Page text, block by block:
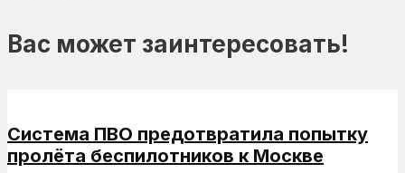
Вас может заинтересовать!
Система ПВО предотвратила попытку
пролёта беспилотников к Москве